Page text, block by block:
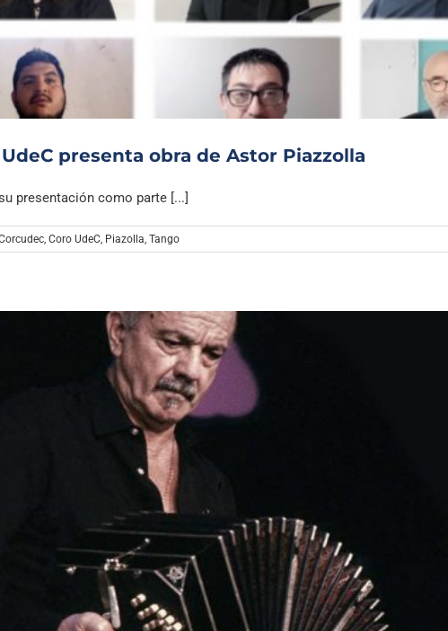
Archivo Sonoro
presenta obra de Astor Piazzolla
presentación como parte [...]
, Coro UdeC, Piazolla, Tango